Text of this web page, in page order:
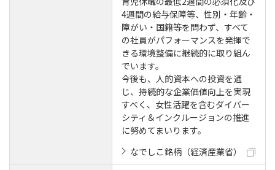
4週間の給与保障等、性別・年齢・
障がい・国籍等を問わず、すべて
の社員がパフォーマンスを発揮で
きる環境整備に継続的に取り組ん
でいます。
今後も、人的資本への投資を通
じ、持続的な企業価値向上を実現
すべく、女性活躍を含むダイバー
シティ＆インクルージョンの推進
に努めてまいります。
なでしこ銘柄（経済産業省）